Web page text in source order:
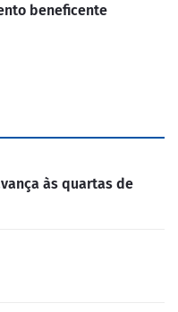
beneficente
às quartas de